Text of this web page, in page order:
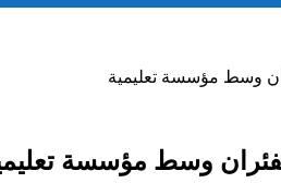
وسط مؤسسة تعليمية
وسط مؤسسة